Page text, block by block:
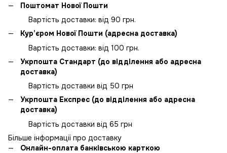
Поштомат Нової Пошти
Вартість доставки: від 90 грн.
Кур’єром Нової Пошти (адресна доставка)
Вартість доставки: від 100 грн.
Укрпошта Стандарт (до відділення або адресна
доставка)
Вартість доставки від 50 грн
Укрпошта Експрес (до відділення або адресна
доставка)
Вартість доставки від 65 грн
Більше інформації про доставку
Онлайн-оплата банківською карткою